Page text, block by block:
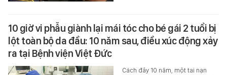
10 giờ vi phẫu giành lại mái tóc cho bé gái 2 tuổi bị
lột toàn bộ da đầu: 10 năm sau, điều xúc động xảy
ra tại Bệnh viện Việt Đức
Cách đây 10 năm, một tai nạn